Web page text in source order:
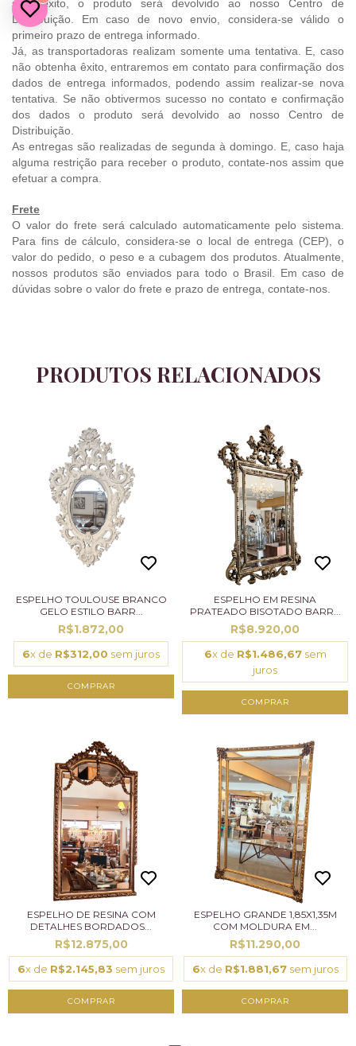
sem êxito, o produto será devolvido ao nosso Centro de
Distribuição. Em caso de novo envio, considera-se válido o
primeiro prazo de entrega informado.
Já, as transportadoras realizam somente uma tentativa. E, caso
não obtenha êxito, entraremos em contato para confirmação dos
dados de entrega informados, podendo assim realizar-se nova
tentativa. Se não obtivermos sucesso no contato e confirmação
dos dados o produto será devolvido ao nosso Centro de
Distribuição.
As entregas são realizadas de segunda à domingo. E, caso haja
alguma restrição para receber o produto, contate-nos assim que
efetuar a compra.
Frete
O valor do frete será calculado automaticamente pelo sistema.
Para fins de cálculo, considera-se o local de entrega (CEP), o
valor do pedido, o peso e a cubagem dos produtos. Atualmente,
nossos produtos são enviados para todo o Brasil. Em caso de
dúvidas sobre o valor do frete e prazo de entrega, contate-nos.
PRODUTOS RELACIONADOS
ESPELHO TOULOUSE BRANCO
GELO ESTILO BARR...
R$1.872,00
6x de R$312,00 sem juros
ESPELHO EM RESINA
PRATEADO BISOTADO BARR...
R$8.920,00
6x de R$1.486,67sem
juros
ESPELHO DE RESINA COM
DETALHES BORDADOS...
R$12.875,00
6x de R$2.145,83 sem juros
ESPELHO GRANDE 1,85X1,35M
COM MOLDURA EM...
R$11.290,00
6x de R$1.881,67sem juros